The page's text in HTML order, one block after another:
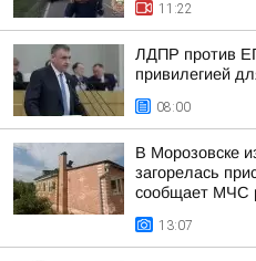
11:22
ЛДПР против
привилегией
08:00
В Морозовске
загорелась
сообщает МЧС
13:07